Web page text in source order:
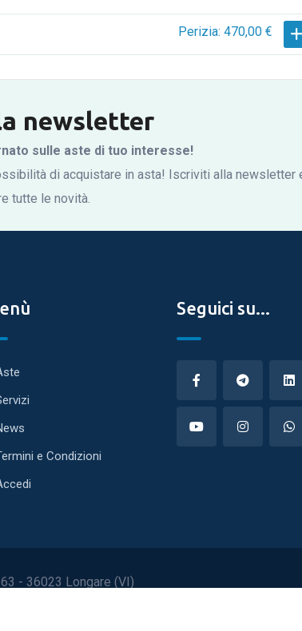
Perizia: 470,00 €
newsletter
sulle aste di tuo interesse!
di acquistare in asta! Iscriviti alla newsletter
tutte le novità.
e Condizioni
Seguici su...
- 36023 Longare (VI)